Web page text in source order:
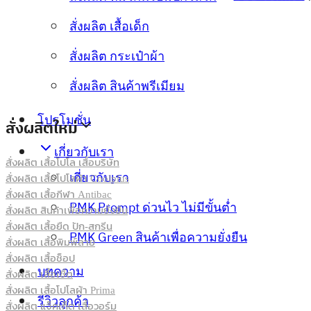
สั่งผลิต เสื้อเด็ก
สั่งผลิต กระเป๋าผ้า
สั่งผลิต สินค้าพรีเมียม
โปรโมชั่น
เกี่ยวกับเรา
เกี่ยวกับเรา
PMK Prompt ด่วนไว ไม่มีขั้นต่ำ
PMK Green สินค้าเพื่อความยั่งยืน
บทความ
รีวิวลูกค้า
สั่งผลิตใหม่
สั่งผลิต เสื้อโปโล เสื้อบริษัท
สั่งผลิต เสื้อโปโลผ้า Coolplus
สั่งผลิต เสื้อกีฬา Antibac
สั่งผลิต สินค้าเพื่อความยั่งยืน
สั่งผลิต เสื้อยืด ปัก-สกรีน
สั่งผลิต เสื้อพิมพ์ลาย
สั่งผลิต เสื้อช็อป
สั่งผลิต เสื้อเชิ้ต
สั่งผลิต เสื้อโปโลผ้า Prima
สั่งผลิต แจ็คเก็ต เสื้อวอร์ม